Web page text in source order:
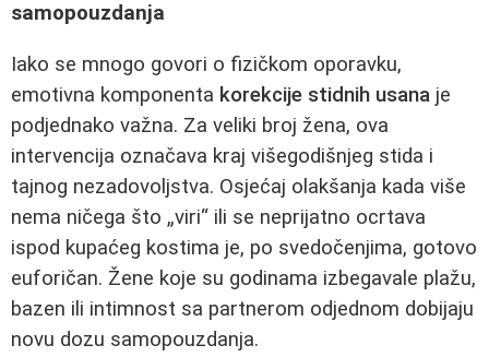
samopouzdanja
Iako se mnogo govori o fizičkom oporavku,
emotivna komponenta korekcije stidnih usana je
podjednako važna. Za veliki broj žena, ova
intervencija označava kraj višegodišnjeg stida i
tajnog nezadovoljstva. Osjećaj olakšanja kada više
nema ničega što „viri“ ili se neprijatno ocrtava
ispod kupaćeg kostima je, po svedočenjima, gotovo
euforičan. Žene koje su godinama izbegavale plažu,
bazen ili intimnost sa partnerom odjednom dobijaju
novu dozu samopouzdanja.